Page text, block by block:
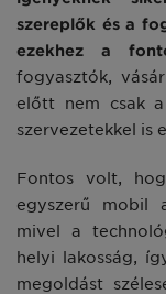
szereplők és a
ezekhez a
fogyasztók,
előtt nem csak
szervezetekkel is
Fontos volt,
egyszerű mobil
mivel a
helyi lakosság,
megoldást